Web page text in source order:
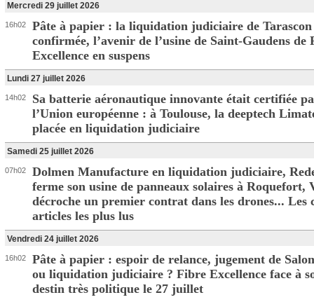
Mercredi 29 juillet 2026
16h02
Pâte à papier : la liquidation judiciaire de
confirmée, l’avenir de l’usine de Saint-Gaudens de
Excellence en suspens
Lundi 27 juillet 2026
14h02
Sa batterie aéronautique innovante était certifiée
l’Union européenne : à Toulouse, la deeptech
placée en liquidation judiciaire
Samedi 25 juillet 2026
07h02
Dolmen Manufacture en liquidation judiciaire,
ferme son usine de panneaux solaires à Roquefort,
décroche un premier contrat dans les drones... Les
articles les plus lus
Vendredi 24 juillet 2026
16h02
Pâte à papier : espoir de relance, jugement de
ou liquidation judiciaire ? Fibre Excellence face à
destin très politique le 27 juillet